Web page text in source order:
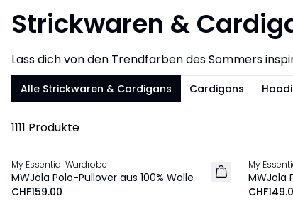
Strickwaren &
Lass dich von den Trendfarben des Sommers
Alle Strickwaren & Cardigans Cardigans
1111 Produkte
NEU
My Essential Wardrobe
MWJola Polo-Pullover aus 100% Wolle
CHF159.00
NEU
My
MWJola